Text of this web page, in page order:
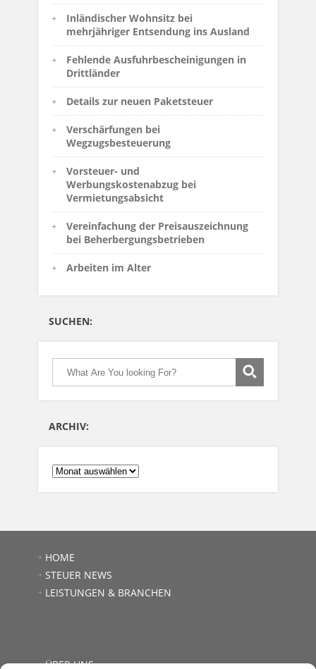
Inländischer Wohnsitz bei
mehrjähriger Entsendung ins Ausland
Fehlende Ausfuhrbescheinigungen in
Drittländer
Details zur neuen Paketsteuer
Verschärfungen bei
Wegzugsbesteuerung
Vorsteuer- und
Werbungskostenabzug bei
Vermietungsabsicht
Vereinfachung der Preisauszeichnung
bei Beherbergungsbetrieben
Arbeiten im Alter
SUCHEN:
ARCHIV:
ARCHIV:
HOME
STEUER NEWS
LEISTUNGEN & BRANCHEN
ÜBER UNS